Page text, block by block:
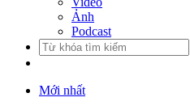
Ảnh
Podcast
Mới nhất